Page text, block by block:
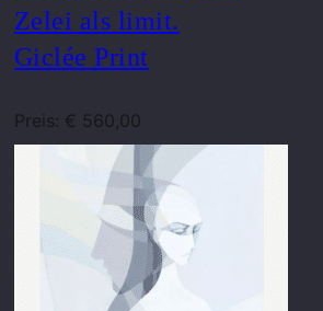
Zelei als limit.
Giclée Print
Preis: € 560,00